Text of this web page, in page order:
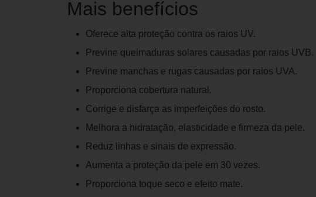
Mais benefícios
Oferece alta proteção contra os raios UV.
Previne queimaduras solares causadas por raios UVB.
Previne manchas e rugas causadas por raios UVA.
Proporciona cobertura natural.
Corrige e disfarça as imperfeições do rosto.
Melhora a hidratação, elasticidade e firmeza da pele.
Reduz linhas e sinais de expressão.
Aumenta a proteção da pele em 30 vezes.
Proporciona toque seco e efeito mate.